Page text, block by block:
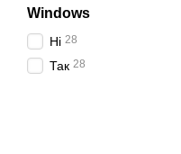
Windows
Ні 28
Так 28